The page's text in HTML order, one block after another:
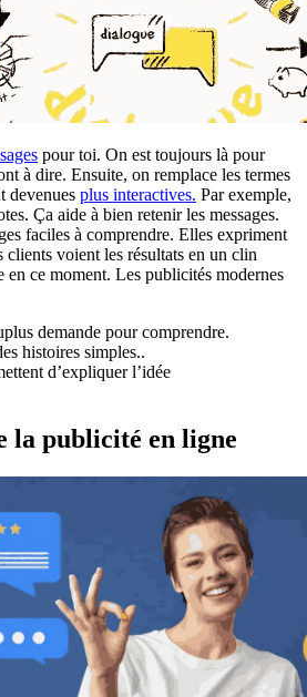
pour toi. On est toujours là pour
à dire. Ensuite, on remplace les termes
devenues plus interactives. Par exemple,
Ça aide à bien retenir les messages.
faciles à comprendre. Elles expriment
clients voient les résultats en un clin
ce moment. Les publicités modernes
demande pour comprendre.
histoires simples..
d’expliquer l’idée
la publicité en ligne